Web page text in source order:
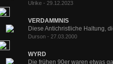
Ulrike - 29.12.2023
VERDAMMNIS
Diese Antichristliche Haltung,
Durson - 27.03.2000
WYRD
Die frühen 90er waren etwas